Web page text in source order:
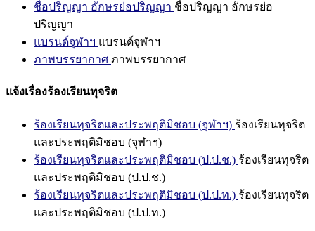
ชื่อปริญญา อักษรย่อปริญญา ชื่อปริญญา อักษรย่อ
ปริญญา
แบรนด์จุฬาฯ แบรนด์จุฬาฯ
ภาพบรรยากาศ ภาพบรรยากาศ
แจ้งเรื่องร้องเรียนทุจริต
ร้องเรียนทุจริตและประพฤติมิชอบ (จุฬาฯ) ร้องเรียนทุจริต
และประพฤติมิชอบ (จุฬาฯ)
ร้องเรียนทุจริตและประพฤติมิชอบ (ป.ป.ช.) ร้องเรียนทุจริต
และประพฤติมิชอบ (ป.ป.ช.)
ร้องเรียนทุจริตและประพฤติมิชอบ (ป.ป.ท.) ร้องเรียนทุจริต
และประพฤติมิชอบ (ป.ป.ท.)